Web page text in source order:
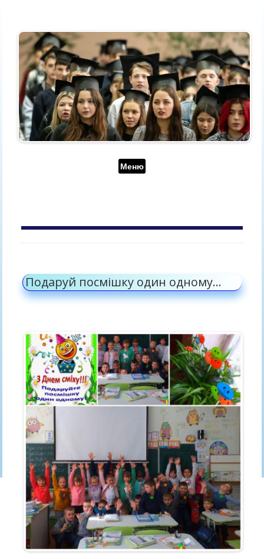
Меню
Подаруй посмішку один одному…